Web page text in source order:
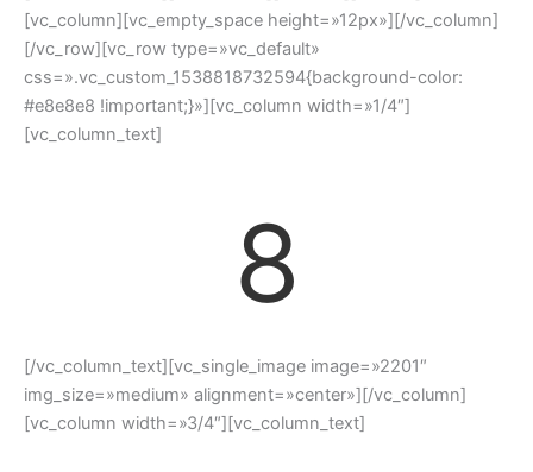
[vc_column][vc_empty_space height=»12px»][/vc_column]
[/vc_row][vc_row type=»vc_default»
css=».vc_custom_1538818732594{background-color:
#e8e8e8 !important;}»][vc_column width=»1/4″]
[vc_column_text]
8
[/vc_column_text][vc_single_image image=»2201″
img_size=»medium» alignment=»center»][/vc_column]
[vc_column width=»3/4″][vc_column_text]